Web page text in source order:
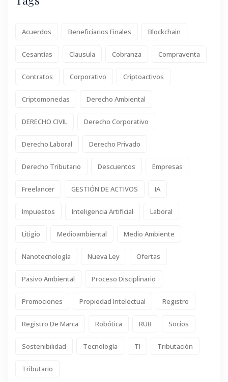
Acuerdos Beneficiarios Finales Blockchain
Cesantías Clausula Cobranza Compraventa
Contratos Corporativo Criptoactivos
Criptomonedas Derecho Ambiental
DERECHO CIVIL Derecho Corporativo
Derecho Laboral Derecho Privado
Derecho Tributario Descuentos Empresas
Freelancer GESTIÓN DE ACTIVOS IA
Impuestos Inteligencia Artificial Laboral
Litigio Medioambiental Medio Ambiente
Nanotecnología Nueva Ley Ofertas
Pasivo Ambiental Proceso Disciplinario
Promociones Propiedad Intelectual Registro
Registro De Marca Robótica RUB Socios
Sostenibilidad Tecnología TI Tributación
Tributario